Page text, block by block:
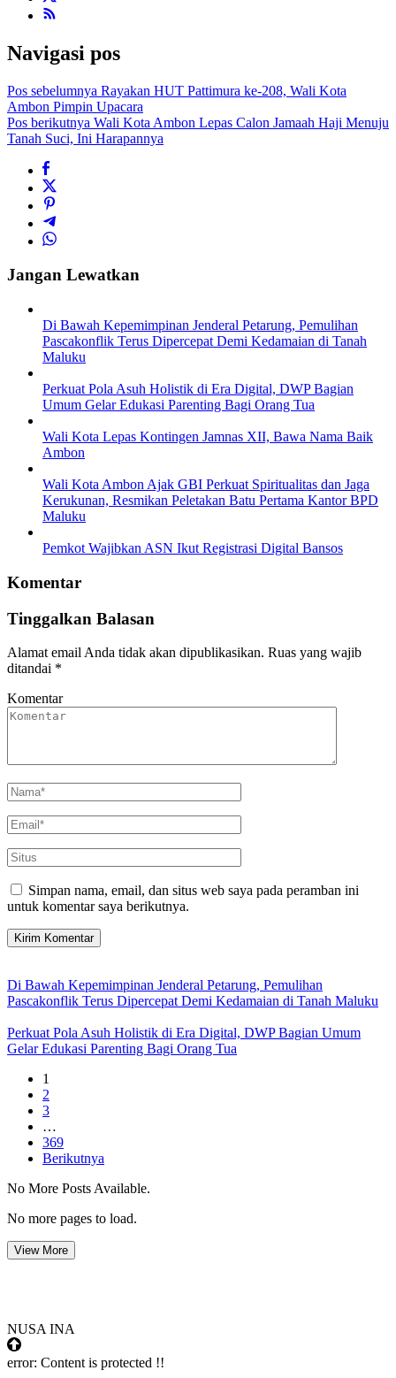
Navigasi pos
Pos sebelumnya Rayakan HUT Pattimura ke-208, Wali Kota
Ambon Pimpin Upacara
Pos berikutnya Wali Kota Ambon Lepas Calon Jamaah Haji Menuju
Tanah Suci, Ini Harapannya
Jangan Lewatkan
Di Bawah Kepemimpinan Jenderal Petarung, Pemulihan
Pascakonflik Terus Dipercepat Demi Kedamaian di Tanah
Maluku
Perkuat Pola Asuh Holistik di Era Digital, DWP Bagian
Umum Gelar Edukasi Parenting Bagi Orang Tua
Wali Kota Lepas Kontingen Jamnas XII, Bawa Nama Baik
Ambon
Wali Kota Ambon Ajak GBI Perkuat Spiritualitas dan Jaga
Kerukunan, Resmikan Peletakan Batu Pertama Kantor BPD
Maluku
Pemkot Wajibkan ASN Ikut Registrasi Digital Bansos
Komentar
Tinggalkan Balasan
Alamat email Anda tidak akan dipublikasikan. Ruas yang wajib
ditandai *
Komentar
Simpan nama, email, dan situs web saya pada peramban ini
untuk komentar saya berikutnya.
Di Bawah Kepemimpinan Jenderal Petarung, Pemulihan
Pascakonflik Terus Dipercepat Demi Kedamaian di Tanah Maluku
Perkuat Pola Asuh Holistik di Era Digital, DWP Bagian Umum
Gelar Edukasi Parenting Bagi Orang Tua
1
2
3
…
369
Berikutnya
No More Posts Available.
No more pages to load.
View More
NUSA INA
error: Content is protected !!